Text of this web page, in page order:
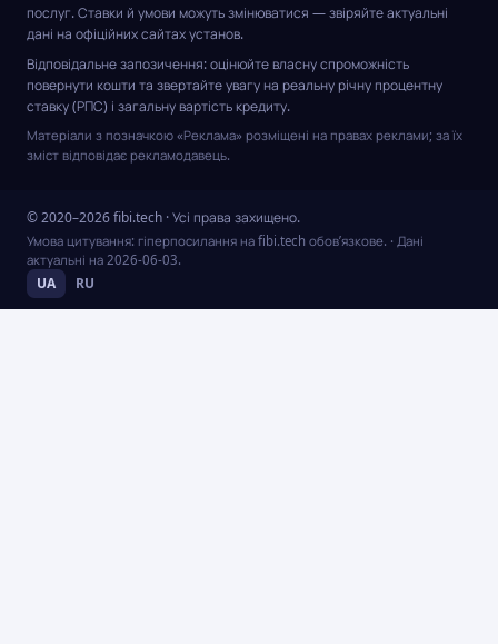
послуг. Ставки й умови можуть змінюватися — звіряйте актуальні
дані на офіційних сайтах установ.
Відповідальне запозичення: оцінюйте власну спроможність
повернути кошти та звертайте увагу на реальну річну процентну
ставку (РПС) і загальну вартість кредиту.
Матеріали з позначкою «Реклама» розміщені на правах реклами; за їх
зміст відповідає рекламодавець.
© 2020–2026 fibi.tech · Усі права захищено.
Умова цитування: гіперпосилання на fibi.tech обов’язкове. · Дані
актуальні на 2026-06-03.
UA RU